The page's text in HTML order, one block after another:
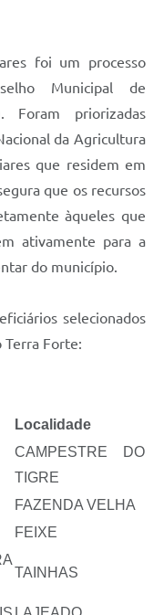
foi um processo
Municipal de
Foram priorizadas
da Agricultura
que residem em
que os recursos
àqueles que
ativamente para a
do município.
selecionados
Terra Forte:
Localidade
CAMPESTRE DO
TIGRE
FAZENDA VELHA
FEIXE
TAINHAS